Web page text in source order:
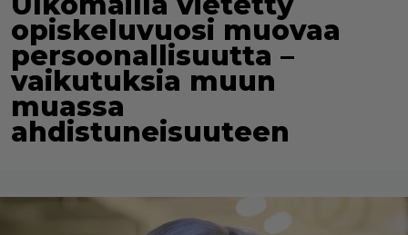
opiskeluvuosi muovaa
persoonallisuutta –
vaikutuksia muun
muassa
ahdistuneisuuteen